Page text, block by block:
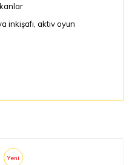
inkişafı, aktiv oyun
Yeni